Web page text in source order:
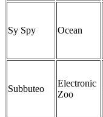
Sy Spy Ocean
Subbuteo
Electronic
Zoo